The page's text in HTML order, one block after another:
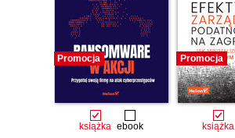
Promocja
książka ebook
Promocja
książka